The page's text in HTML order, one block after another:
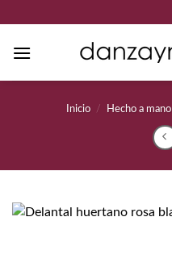
contenido
Inicio / Hecho a mano